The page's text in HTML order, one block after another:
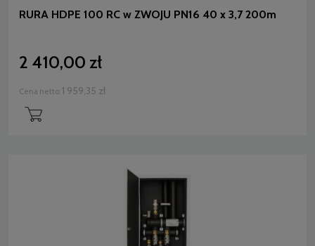
RURA HDPE 100 RC w ZWOJU PN16 40 x 3,7 200m
2 410,00 zł
Cena netto: 1 959,35 zł